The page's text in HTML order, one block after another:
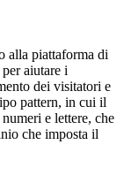
alla piattaforma di
aiutare i
dei visitatori e
pattern, in cui il
e lettere, che
che imposta il